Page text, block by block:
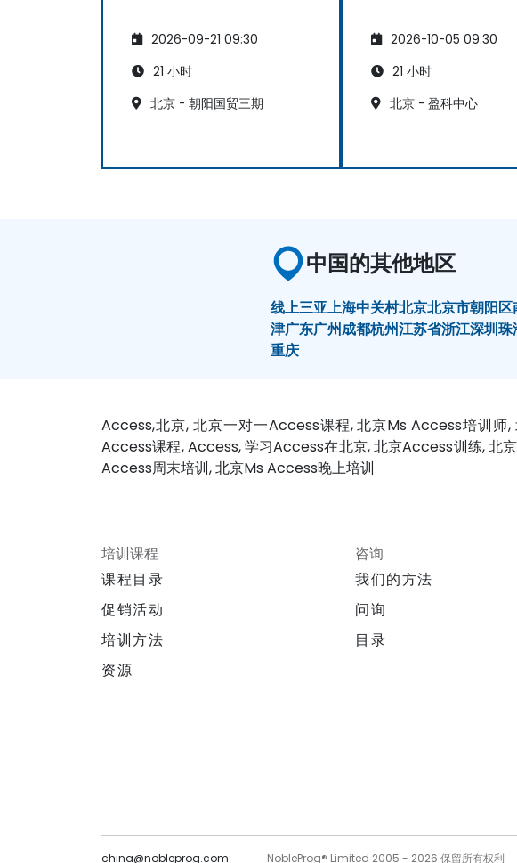
2026-09-21 09:30
21 小时
北京 - 朝阳国贸三期
2026-10-05 09:30
21 小时
北京 - 盈科中心
中国的其他地区
线上三亚上海中关村北京北京市朝阳区
津广东广州成都杭州江苏省浙江深圳珠
重庆
Access,北京, 北京一对一Access课程, 北京Ms Access培训
Access课程, Access, 学习Access在北京, 北京Access训练,
Access周末培训, 北京Ms Access晚上培训
培训课程
课程目录
促销活动
培训方法
资源
咨询
我们的方法
问询
目录
china@nobleprog.com NobleProg® Limited 2005 - 2026 保留所有权利